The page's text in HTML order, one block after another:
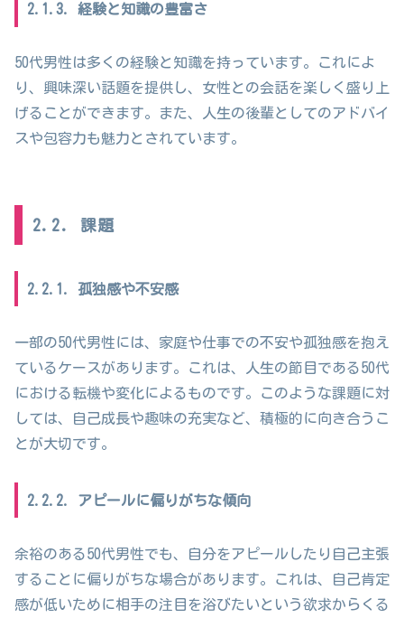
2.1.3. 経験と知識の豊富さ
50代男性は多くの経験と知識を持っています。これによ
り、興味深い話題を提供し、女性との会話を楽しく盛り上
げることができます。また、人生の後輩としてのアドバイ
スや包容力も魅力とされています。
2.2. 課題
2.2.1. 孤独感や不安感
一部の50代男性には、家庭や仕事での不安や孤独感を抱え
ているケースがあります。これは、人生の節目である50代
における転機や変化によるものです。このような課題に対
しては、自己成長や趣味の充実など、積極的に向き合うこ
とが大切です。
2.2.2. アピールに偏りがちな傾向
余裕のある50代男性でも、自分をアピールしたり自己主張
することに偏りがちな場合があります。これは、自己肯定
感が低いために相手の注目を浴びたいという欲求からくる